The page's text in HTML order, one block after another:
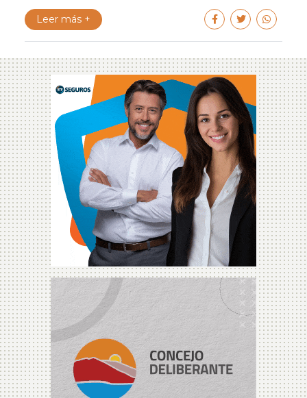
Leer más +